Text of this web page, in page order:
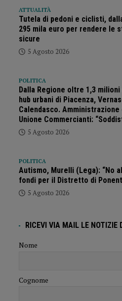
ATTUALITÀ
Tutela di pedoni e ciclisti,
295 mila euro per rendere le
sicure
5 Agosto 2026
POLITICA
Dalla Regione oltre 1,3
hub urbani di Piacenza,
Calendasco. Amministrazione
Unione Commercianti:
5 Agosto 2026
POLITICA
Autismo, Murelli (Lega): “No
fondi per il Distretto di
5 Agosto 2026
RICEVI VIA MAIL LE NOTIZIE
Nome
Cognome